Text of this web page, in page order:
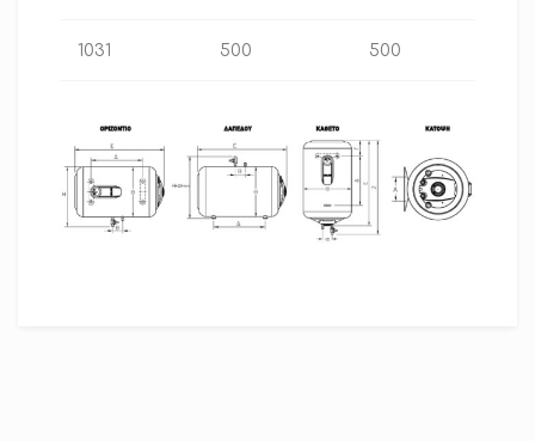
1031 500 500